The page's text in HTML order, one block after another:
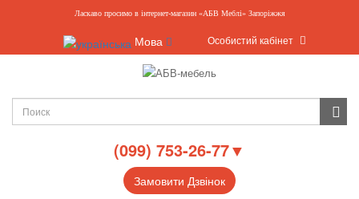
Ласкаво просимо в інтернет-магазин «АБВ Меблі» Запоріжжя
Мова Особистий кабінет
(099) 753-26-77▼
Замовити Дзвінок